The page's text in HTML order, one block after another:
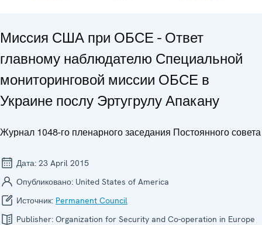
Миссия США при ОБСЕ - Ответ
главному наблюдателю Специальной
мониторинговой миссии ОБСЕ в
Украине послу Эртугрулу Апакану
Журнал 1048-го пленарного заседания Постоянного совета
Дата: 23 April 2015
Опубликовано: United States of America
Источник: Permanent Council
Publisher: Organization for Security and Co-operation in Europe